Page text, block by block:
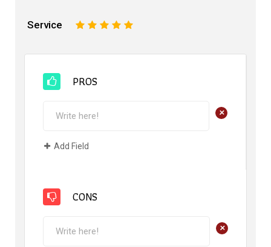
Service 5
4
3
2
PROS
+
Add Field
CONS
+